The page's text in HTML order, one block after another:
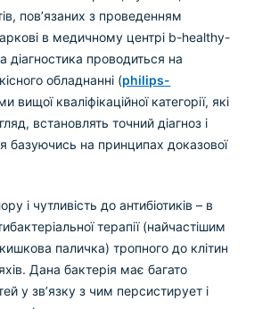
пов’язаних з проведенням
Харкові в медичному центрі b-healthy-
діагностика проводиться на
обладнанні (philips-
вищої кваліфікаційної категорії, які
встановлять точний діагноз і
базуючись на принципах доказової
і чутливість до антибіотиків – в
терапії (найчастішим
паличка) тропного до клітин
Дана бактерія має багато
у зв’язку з чим персистирует і